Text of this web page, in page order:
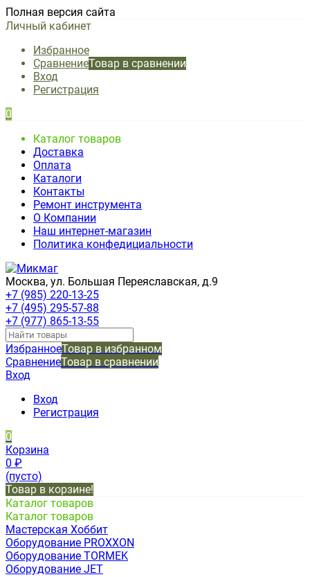
Полная версия сайта
Личный кабинет
Избранное
СравнениеТовар в сравнении
Вход
Регистрация
0
Каталог товаров
Доставка
Оплата
Каталоги
Контакты
Ремонт инструмента
О Компании
Наш интернет-магазин
Политика конфедициальности
Москва, ул. Большая Переяславская, д.9
+7 (985) 220-13-25
+7 (495) 295-57-88
+7 (977) 865-13-55
ИзбранноеТовар в избранном
СравнениеТовар в сравнении
Вход
Вход
Регистрация
0
Корзина
0 ₽
(пусто)
Товар в корзине!
Каталог товаров
Каталог товаров
Мастерская Хоббит
Оборудование PROXXON
Оборудование TORMEK
Оборудование JET